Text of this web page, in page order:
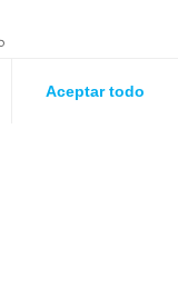
Aceptar todo